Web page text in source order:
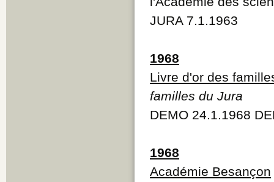
JURA 7.1.1963
1968
Livre d'or des
familles du Jura
DEMO 24.1.1968
1968
Académie Besançon